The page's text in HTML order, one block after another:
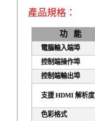
產品規格：
功 能
電腦輸入端埠
控制端操作埠
控制端輸出埠
支援HDMI 解析度
色彩格式